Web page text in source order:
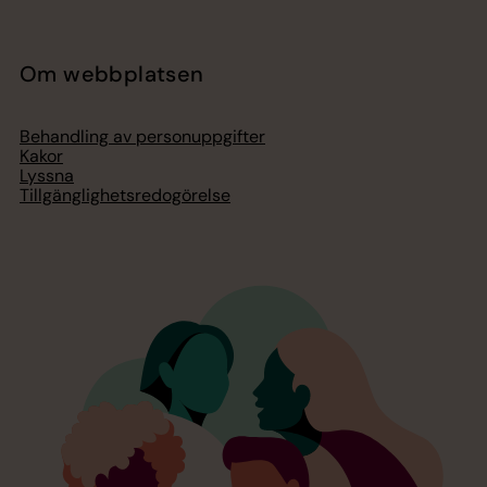
Om webbplatsen
Behandling av personuppgifter
Kakor
Lyssna
Tillgänglighetsredogörelse